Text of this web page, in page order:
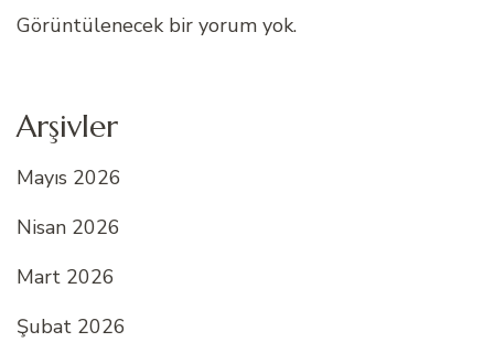
Görüntülenecek bir yorum yok.
Arşivler
Mayıs 2026
Nisan 2026
Mart 2026
Şubat 2026